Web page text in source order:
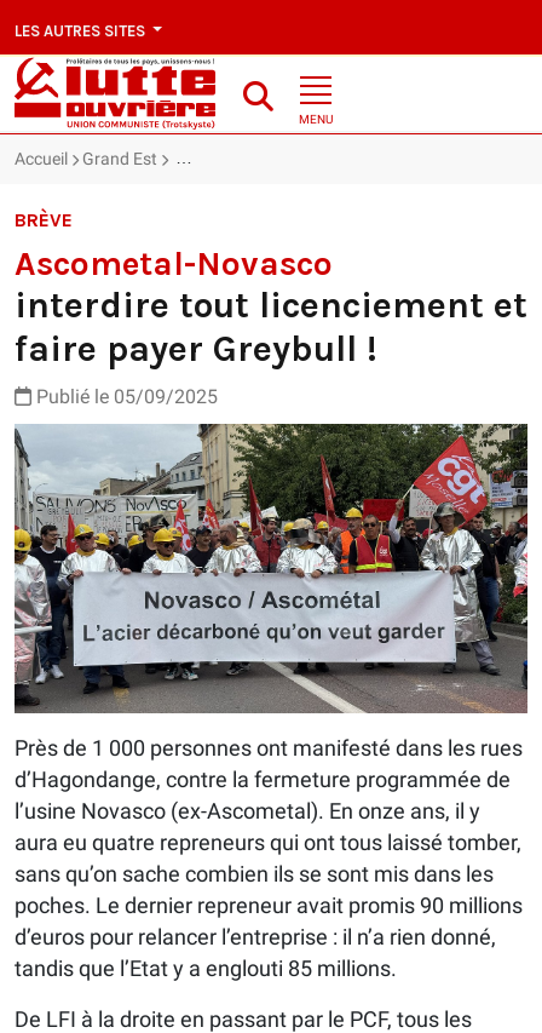
LES AUTRES SITES
MENU
Accueil Grand Est Ascometal-Novasco : interdire tout licenciement
BRÈVE
Ascometal-Novasco
interdire tout licenciement et
faire payer Greybull !
Publié le 05/09/2025
Près de 1 000 personnes ont manifesté dans les rues
d’Hagondange, contre la fermeture programmée de
l’usine Novasco (ex-Ascometal). En onze ans, il y
aura eu quatre repreneurs qui ont tous laissé tomber,
sans qu’on sache combien ils se sont mis dans les
poches. Le dernier repreneur avait promis 90 millions
d’euros pour relancer l’entreprise : il n’a rien donné,
tandis que l’Etat y a englouti 85 millions.
De LFI à la droite en passant par le PCF, tous les